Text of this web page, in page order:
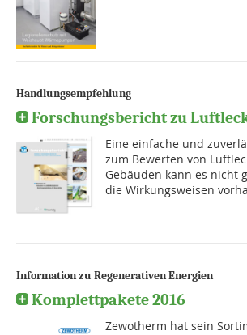
Handlungsempfehlung
Forschungsbericht zu
Eine einfache und
zum Bewerten von
Gebäuden kann es nicht
die Wirkungsweisen
Information zu Regenerativen Energien
Komplettpakete 2016
Zewotherm hat sein